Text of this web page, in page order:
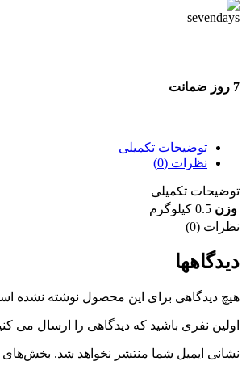
7 روز ضمانت
توضیحات تکمیلی
نظرات (0)
توضیحات تکمیلی
وزن 0.5 کیلوگرم
نظرات (0)
دیدگاهها
هیچ دیدگاهی برای این محصول نوشته نشده
اولین نفری باشید که دیدگاهی را ارسال می کنید
نشانی ایمیل شما منتشر نخواهد شد. بخش‌های